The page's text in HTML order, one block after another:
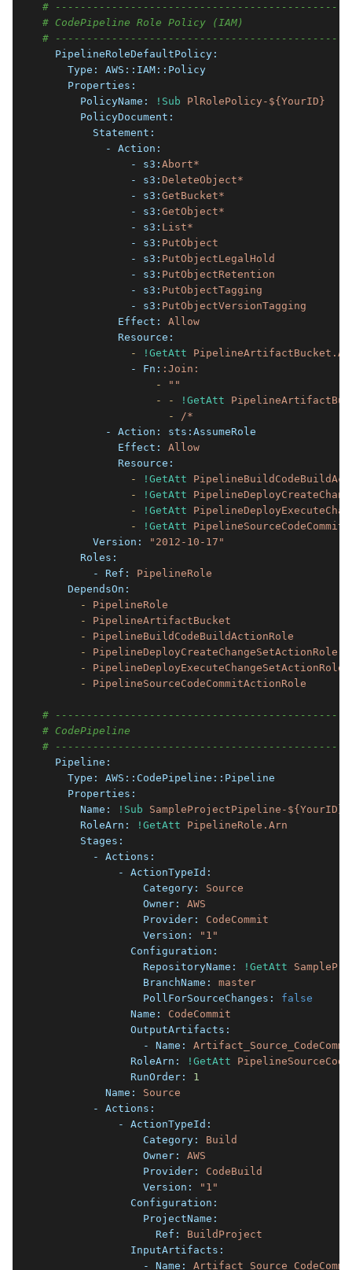
#
# CodePipeline Role Policy (IAM)
#
  PipelineRoleDefaultPolicy:
    Type:
AWS::IAM::Policy
    Properties:
      PolicyName:
!Sub
PlRolePolicy-${YourID}
      PolicyDocument:
        Statement:
          - Action:
              - s3:
Abort*
              - s3:
DeleteObject*
              - s3:
GetBucket*
              - s3:
GetObject*
              - s3:
List*
              - s3:
PutObject
              - s3:
PutObjectLegalHold
              - s3:
PutObjectRetention
              - s3:
PutObjectTagging
              - s3:
PutObjectVersionTagging
            Effect:
Allow
            Resource:
              -
!GetAtt
              - Fn:
:Join:
                  -
""
                  -
- !GetAtt
                    -
/*
          - Action:
sts:AssumeRole
            Effect:
Allow
            Resource:
              -
!GetAtt
              -
!GetAtt
              -
!GetAtt
              -
!GetAtt
        Version:
"2012-10-17"
      Roles:
        - Ref:
PipelineRole
    DependsOn:
      -
PipelineRole
      -
PipelineArtifactBucket
      -
PipelineBuildCodeBuildActionRole
      -
PipelineDeployCreateChangeSetActionRole
      -
PipelineDeployExecuteChangeSetActionRole
      -
PipelineSourceCodeCommitActionRole
#
# CodePipeline
#
  Pipeline:
    Type:
AWS::CodePipeline::Pipeline
    Properties:
      Name:
!Sub
SampleProjectPipeline-${YourID}
      RoleArn:
!GetAtt
PipelineRole.Arn
      Stages:
        - Actions:
            - ActionTypeId:
                Category:
Source
                Owner:
AWS
                Provider:
CodeCommit
                Version:
"1"
              Configuration:
                RepositoryName:
!GetAtt
                BranchName:
master
                PollForSourceChanges:
false
              Name:
CodeCommit
              OutputArtifacts:
                - Name:
              RoleArn:
!GetAtt
              RunOrder:
1
          Name:
Source
        - Actions:
            - ActionTypeId:
                Category:
Build
                Owner:
AWS
                Provider:
CodeBuild
                Version:
"1"
              Configuration:
                ProjectName:
                  Ref:
BuildProject
              InputArtifacts:
                - Name: